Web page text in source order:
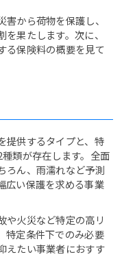
から荷物を保護し、
果たします。次に、
る保険料の概要を見て
提供するタイプと、特
類が存在します。全面
ろん、雨濡れなど予測
広い保護を求める事業
や火災など特定の高リ
特定条件下でのみ必要
えたい事業者におすす